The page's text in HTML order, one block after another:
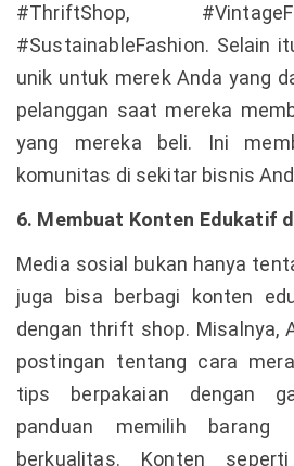
#ThriftShop,
#SustainableFashion. Selain
unik untuk merek Anda yang
pelanggan saat mereka
yang mereka beli. Ini
komunitas di sekitar bisnis
6. Membuat Konten Edukatif
Media sosial bukan hanya
juga bisa berbagi konten
dengan thrift shop. Misalnya,
postingan tentang cara
tips berpakaian dengan
panduan memilih
berkualitas. Konten